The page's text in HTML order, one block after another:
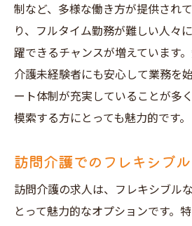
制など、多様な働き方が提供され
り、フルタイム勤務が難しい人々
躍できるチャンスが増えています
介護未経験者にも安心して業務を
ート体制が充実していることが多
模索する方にとっても魅力的です。
訪問介護でのフレキシブ
訪問介護の求人は、フレキシブル
とって魅力的なオプションです。